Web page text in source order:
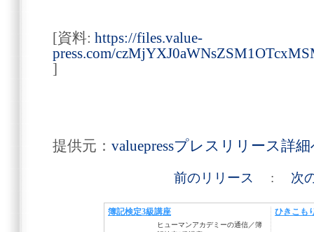
[資料: https://files.value-
press.com/
]
提供元： valuepressプレスリリース詳
前のリリース : 次